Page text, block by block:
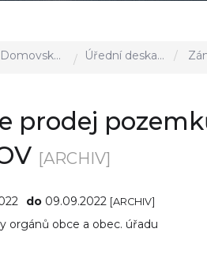
Domovská stránka Úřední deska - EÚD Záměr obce
prodej
[ARCHIV]
do 09.09.2022 [ARCHIV]
orgánů obce a obec. úřadu